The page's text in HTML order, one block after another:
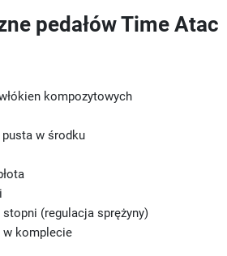
pedałów Time Atac
kompozytowych
pusta w środku
(regulacja sprężyny)
w komplecie